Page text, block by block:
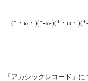
(*・ω・)(*-ω-)(*・ω・)(*-
「アカシックレコード」